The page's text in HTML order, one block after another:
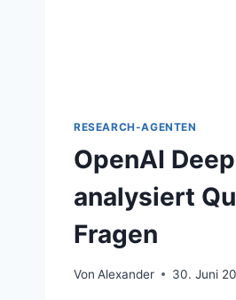
RESEARCH-AGENTEN
OpenAI
analysiert
Fragen
Von Alexander 30. Juni